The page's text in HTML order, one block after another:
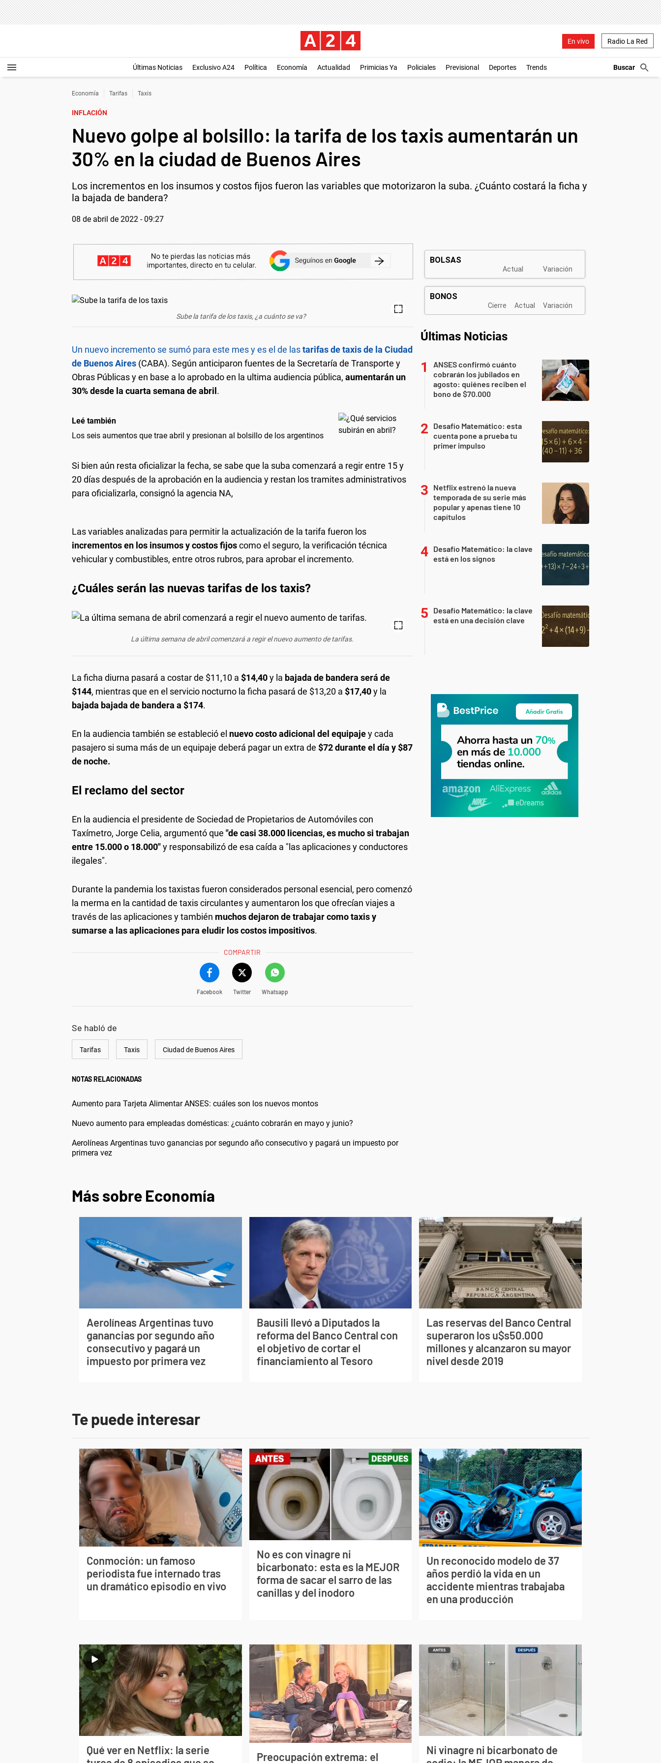
En vivo Radio La Red
Últimas Noticias Exclusivo A24 Política Economía Actualidad Primicias Ya Policiales Previsional Deportes Trends
Economía Tarifas Taxis
INFLACIÓN
Nuevo golpe al bolsillo: la tarifa de los taxis aumentarán un
30% en la ciudad de Buenos Aires
Los incrementos en los insumos y costos fijos fueron las variables que motorizaron la suba. ¿Cuánto costará la ficha y
la bajada de bandera?
08 de abril de 2022 - 09:27
Sube la tarifa de los taxis, ¿a cuánto se va?
Un nuevo incremento se sumó para este mes y es el de lastarifas de taxis de la Ciudad
de Buenos Aires (CABA). Según anticiparon fuentes de la Secretaría de Transporte y
Obras Públicas y en base a lo aprobado en la ultima audiencia pública, aumentarán un
30% desde la cuarta semana de abril.
Leé también
Los seis aumentos que trae abril y presionan al bolsillo de los argentinos
Si bien aún resta oficializar la fecha, se sabe que la suba comenzará a regir entre 15 y
20 días después de la aprobación en la audiencia y restan los tramites administrativos
para oficializarla, consignó la agencia NA,
Las variables analizadas para permitir la actualización de la tarifa fueron los
incrementos en los insumos y costos fijoscomo el seguro, la verificación técnica
vehicular y combustibles, entre otros rubros, para aprobar el incremento.
¿Cuáles serán las nuevas tarifas de los taxis?
La última semana de abril comenzará a regir el nuevo aumento de tarifas.
La ficha diurna pasará a costar de $11,10 a $14,40y la bajada de bandera será de
$144, mientras que en el servicio nocturno la ficha pasará de $13,20 a $17,40y la
bajada bajada de bandera a $174.
En la audiencia también se estableció el nuevo costo adicional del equipajey cada
pasajero si suma más de un equipaje deberá pagar un extra de $72 durante el día y $87
de noche.
El reclamo del sector
En la audiencia el presidente de Sociedad de Propietarios de Automóviles con
Taxímetro, Jorge Celia, argumentó que "de casi 38.000 licencias, es mucho si trabajan
entre 15.000 o 18.000″y responsabilizó de esa caída a "las aplicaciones y conductores
ilegales".
Durante la pandemia los taxistas fueron considerados personal esencial, pero comenzó
la merma en la cantidad de taxis circulantes y aumentaron los que ofrecían viajes a
través de las aplicaciones y también muchos dejaron de trabajar como taxis y
sumarse a las aplicaciones para eludir los costos impositivos.
COMPARTIR
Facebook Twitter Whatsapp
Se habló de
Tarifas Taxis Ciudad de Buenos Aires
NOTAS RELACIONADAS
Aumento para Tarjeta Alimentar ANSES: cuáles son los nuevos montos
Nuevo aumento para empleadas domésticas: ¿cuánto cobrarán en mayo y junio?
Aerolíneas Argentinas tuvo ganancias por segundo año consecutivo y pagará un impuesto por
primera vez
Últimas Noticias
ANSES confirmó cuánto
cobrarán los jubilados en
agosto: quiénes reciben el
bono de $70.000
Desafío Matemático: esta
cuenta pone a prueba tu
primer impulso
Netflix estrenó la nueva
temporada de su serie más
popular y apenas tiene 10
capítulos
Desafío Matemático: la clave
está en los signos
Desafío Matemático: la clave
está en una decisión clave
Más sobre Economía
Aerolíneas Argentinas tuvo
ganancias por segundo año
consecutivo y pagará un
impuesto por primera vez
Bausili llevó a Diputados la
reforma del Banco Central con
el objetivo de cortar el
financiamiento al Tesoro
Las reservas del Banco Central
superaron los u$s50.000
millones y alcanzaron su mayor
nivel desde 2019
Te puede interesar
Conmoción: un famoso
periodista fue internado tras
un dramático episodio en vivo
No es con vinagre ni
bicarbonato: esta es la MEJOR
forma de sacar el sarro de las
canillas y del inodoro
Un reconocido modelo de 37
años perdió la vida en un
accidente mientras trabajaba
en una producción
Qué ver en Netflix: la serie
Preocupación extrema: el
Ni vinagre ni bicarbonato de